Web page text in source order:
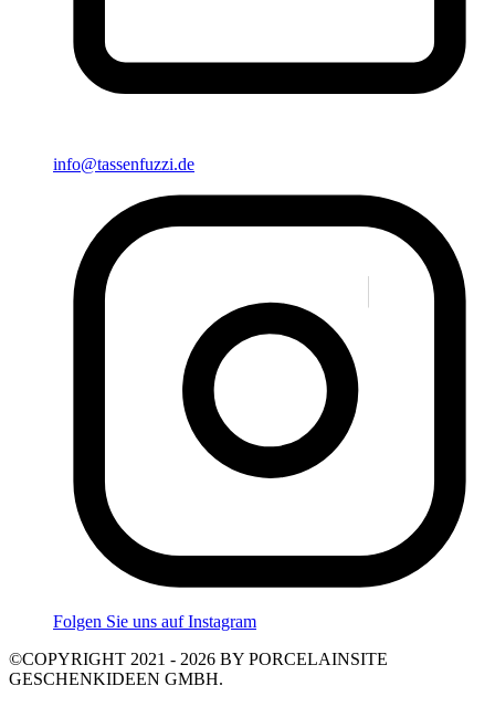
info@tassenfuzzi.de
Folgen Sie uns auf Instagram
©COPYRIGHT 2021 - 2026 BY PORCELAINSITE
GESCHENKIDEEN GMBH.